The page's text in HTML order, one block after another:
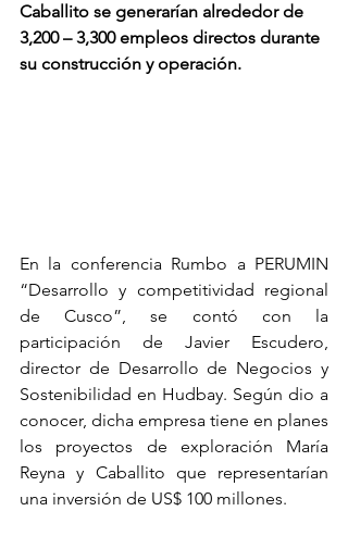
Caballito se generarían alrededor de
3,200 – 3,300 empleos directos durante
su construcción y operación.
En la conferencia Rumbo a PERUMIN
“Desarrollo y competitividad regional
de Cusco”, se contó con la
participación de Javier Escudero,
director de Desarrollo de Negocios y
Sostenibilidad en Hudbay. Según dio a
conocer, dicha empresa tiene en planes
los proyectos de exploración María
Reyna y Caballito que representarían
una inversión de US$ 100 millones.